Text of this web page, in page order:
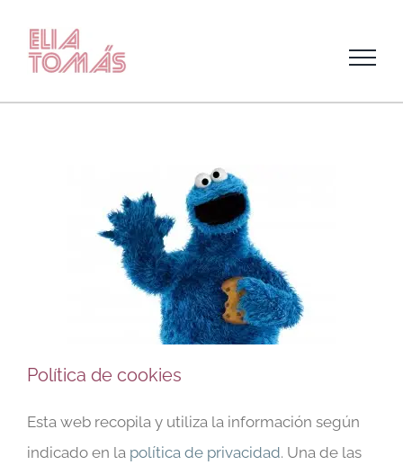
content
Política de cookies
Esta web recopila y utiliza la información según
indicado en la política de privacidad. Una de las